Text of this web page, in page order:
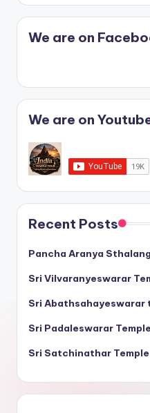
We are on
We are on
Recent Posts
Pancha Aranya
Sri Vilvaranyeswarar
Sri Abathsahayeswarar
Sri Padaleswarar
Sri Satchinathar